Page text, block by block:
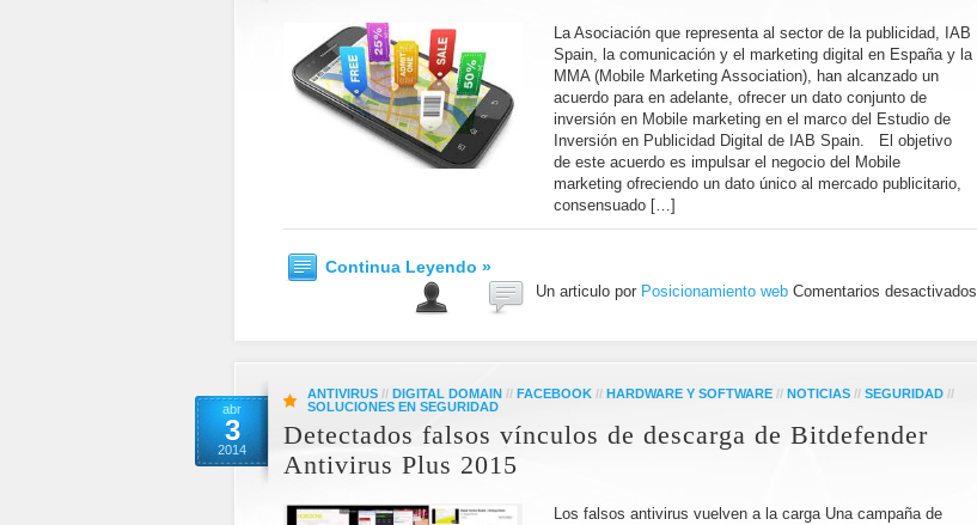
La Asociación que representa al sector de la publicidad, IAB
Spain, la comunicación y el marketing digital en España y la
MMA (Mobile Marketing Association), han alcanzado un
acuerdo para en adelante, ofrecer un dato conjunto de
inversión en Mobile marketing en el marco del Estudio de
Inversión en Publicidad Digital de IAB Spain. El objetivo
de este acuerdo es impulsar el negocio del Mobile
marketing ofreciendo un dato único al mercado publicitario,
consensuado […]
Continua Leyendo »
Un articulo por Posicionamiento web Comentarios desactivados
abr
3
2014
ANTIVIRUS // DIGITAL DOMAIN // FACEBOOK // HARDWARE Y SOFTWARE // NOTICIAS // SEGURIDAD //
SOLUCIONES EN SEGURIDAD
Detectados falsos vínculos de descarga de Bitdefender
Antivirus Plus 2015
Los falsos antivirus vuelven a la carga Una campaña de